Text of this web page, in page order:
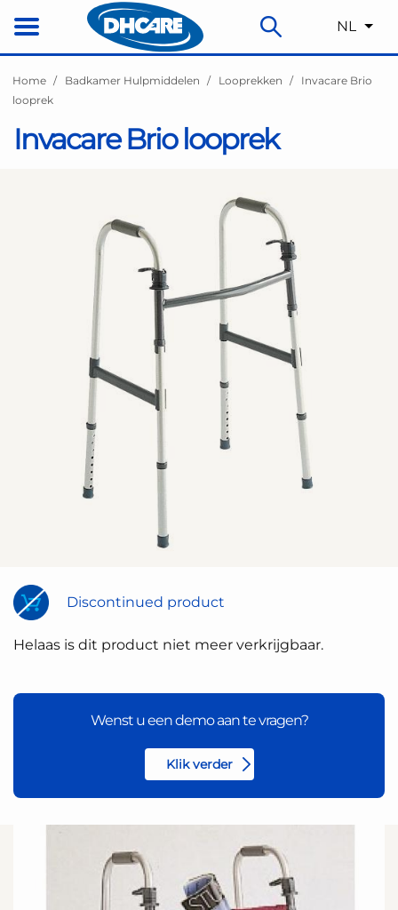
NL
Home Badkamer Hulpmiddelen Looprekken
Invacare Brio
looprek
Invacare Brio looprek
Discontinued product
Helaas is dit product niet meer verkrijgbaar.
Wenst u een demo aan te vragen?
Klik verder